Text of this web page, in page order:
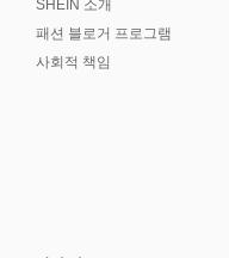
SHEIN 소개
패션 블로거 프로그램
사회적 책임